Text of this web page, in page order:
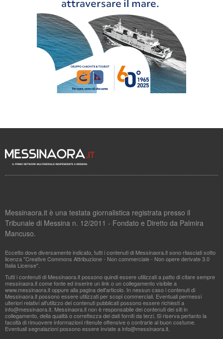
Messinaora.it è una testata giornalistica registrata presso il
Tribunale di Messina n. 12/2011 - Fondato e Diretto da Palmira
Mancuso.
Eccetto dove diversamente indicato, tutti i contenuti di Messinaora.it sono rilasciati sotto
licenza "Creative Commons Attribuzione - Non commerciale - Non opere derivate 3.0
Italia License".
Tutti i contenuti di Messinaora.it possono quindi essere utilizzati a patto di citare sempre
messinaora.it come fonte ed inserire un link o un collegamento visibile a
www.messinaora.it oppure alla pagina dell'articolo. In nessun caso i contenuti di
Messinaora.it possono essere utilizzati per scopi commerciali. Eventuali permessi
ulteriori relativi all'utilizzo dei contenuti pubblicati possono essere richiesti a
info@messinaora.it . Messinaora.it non è responsabile dei contenuti dei siti in
collegamento, della qualità o correttezza dei dati forniti da terzi. Si riserva pertanto la
facoltà di rimuovere informazioni ritenute offensive o contrarie al buon costume.
Eventuali segnalazioni possono essere inviate ainfo@messinaora.it